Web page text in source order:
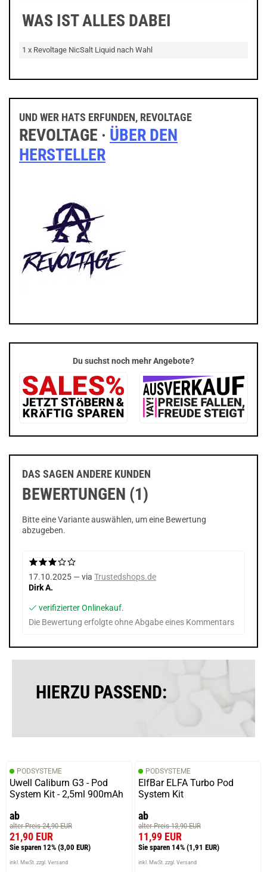
WAS IST ALLES DABEI
1 x Revoltage NicSalt Liquid nach Wahl
UND WER HATS ERFUNDEN, REVOLTAGE
REVOLTAGE · ÜBER DEN
HERSTELLER
Du suchst noch mehr Angebote?
DAS SAGEN ANDERE KUNDEN
BEWERTUNGEN (1)
Bitte eine Variante auswählen, um eine Bewertung
abzugeben.
17.10.2025 — via Trustedshops.de
Dirk A.
verifizierter Onlinekauf.
Die Bewertung erfolgte ohne Abgabe eines Kommentars
HIERZU PASSEND:
PODSYSTEME
Uwell Caliburn G3 - Pod
System Kit - 2,5ml 900mAh
ab
alter Preis 24,90 EUR
21,90 EUR
Sie sparen 12% (3,00 EUR)
inkl. MwSt. zzgl. Versand
PODSYSTEME
ElfBar ELFA Turbo Pod
System Kit
ab
alter Preis 13,90 EUR
11,99 EUR
Sie sparen 14% (1,91 EUR)
inkl. MwSt. zzgl. Versand